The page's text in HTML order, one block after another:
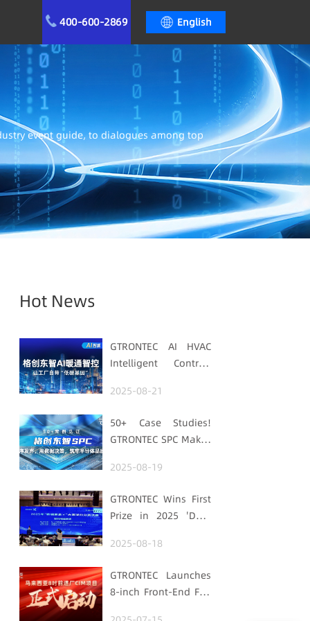
English
400-600-2869
event guide, to dialogues among top
Hot News
GTRONTEC AI HVAC
Intelligent Control:
with "Low-Carbon
2025-08-21
50+ Case Studies!
GTRONTEC SPC Makes
Uses Data for
Strengthens
Semiconductor
Quality Foundation
2025-08-19
GTRONTEC Wins First
Prize in 2025 'Data
Smart Manufacturing
2025-08-18
GTRONTEC Launches
8-inch Front-End Fab